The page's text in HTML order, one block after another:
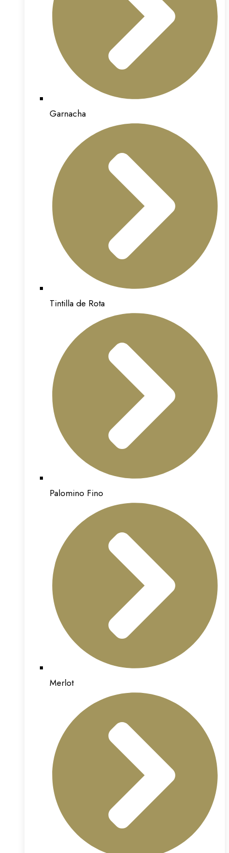
Garnacha
Tintilla de Rota
Palomino Fino
Merlot